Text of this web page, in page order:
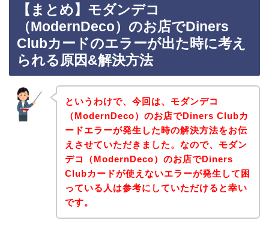
【まとめ】モダンデコ
（ModernDeco）のお店でDiners
Clubカードのエラーが出た時に考え
られる原因&解決方法
というわけで、今回は、モダンデコ
（ModernDeco）のお店でDiners Clubカ
ードエラーが発生した時の解決方法をお伝
えさせていただきました。なので、モダン
デコ（ModernDeco）のお店でDiners
Clubカードが使えないエラーが発生して困
っている人は参考にしていただけると幸い
です。